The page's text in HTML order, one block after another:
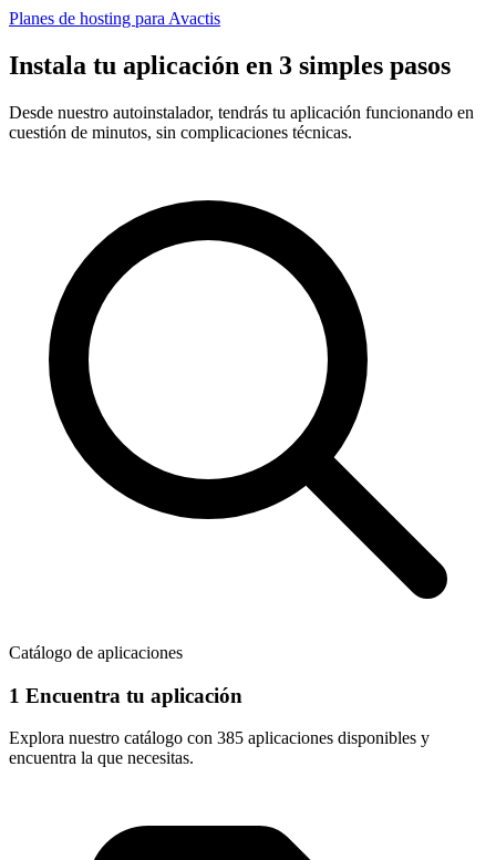
Planes de hosting para Avactis
Instala tu aplicación en 3 simples pasos
Desde nuestro autoinstalador, tendrás tu aplicación funcionando en
cuestión de minutos, sin complicaciones técnicas.
Catálogo de aplicaciones
1 Encuentra tu aplicación
Explora nuestro catálogo con 385 aplicaciones disponibles y
encuentra la que necesitas.